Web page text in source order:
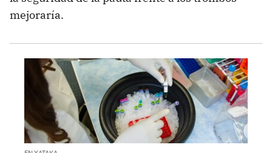
mejoraría.